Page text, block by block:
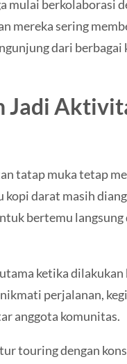
mulai berkolaborasi
mereka sering
dari berbagai
Jadi
tatap muka tetap
darat masih
bertemu langsung
ketika dilakukan
perjalanan,
anggota komunitas.
touring dengan